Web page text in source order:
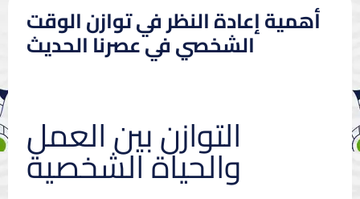
أهمية إعادة النظر في توازن الوقت
الشخصي في عصرنا الحديث
التوازن بين العمل
والحياة الشخصية